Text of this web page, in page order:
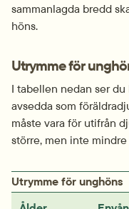
sammanlagda bredd
höns.
Utrymme för
I tabellen nedan ser
avsedda som
måste vara för utifrån
större, men inte
Utrymme för unghöns